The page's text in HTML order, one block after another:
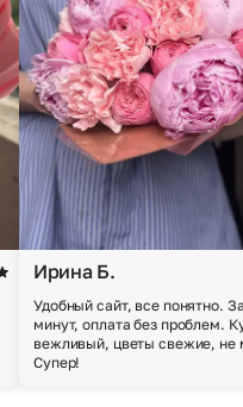
Ирина Б.
Удобный сайт, все понятно.
минут, оплата без проблем.
вежливый, цветы свежие, не
Супер!